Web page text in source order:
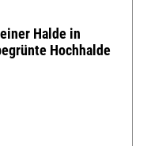
Halde in
Hochhalde